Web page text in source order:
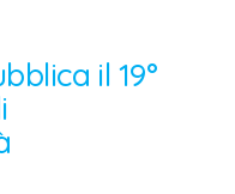
il 19°